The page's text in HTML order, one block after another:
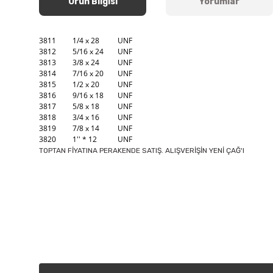
3811 1/4 x 28 UNF
3812
5/16 x 24
UNF
3813
3/8 x 24
UNF
3814
7/16 x 20
UNF
3815
1/2 x 20
UNF
3816
9/16 x 18
UNF
3817
5/8 x 18
UNF
3818
3/4 x 16
UNF
3819
7/8 x 14
UNF
3820
1'' * 12 UNF
TOPTAN FİYATINA PERAKENDE SATIŞ. ALIŞVERİŞİN YENİ ÇAĞ'I